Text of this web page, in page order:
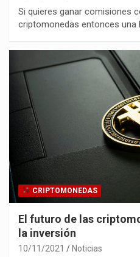
Si quieres ganar comisiones
criptomonedas entonces una
CRIPTOMONEDAS
El futuro de las
la inversión
10/11/2021 Noticias